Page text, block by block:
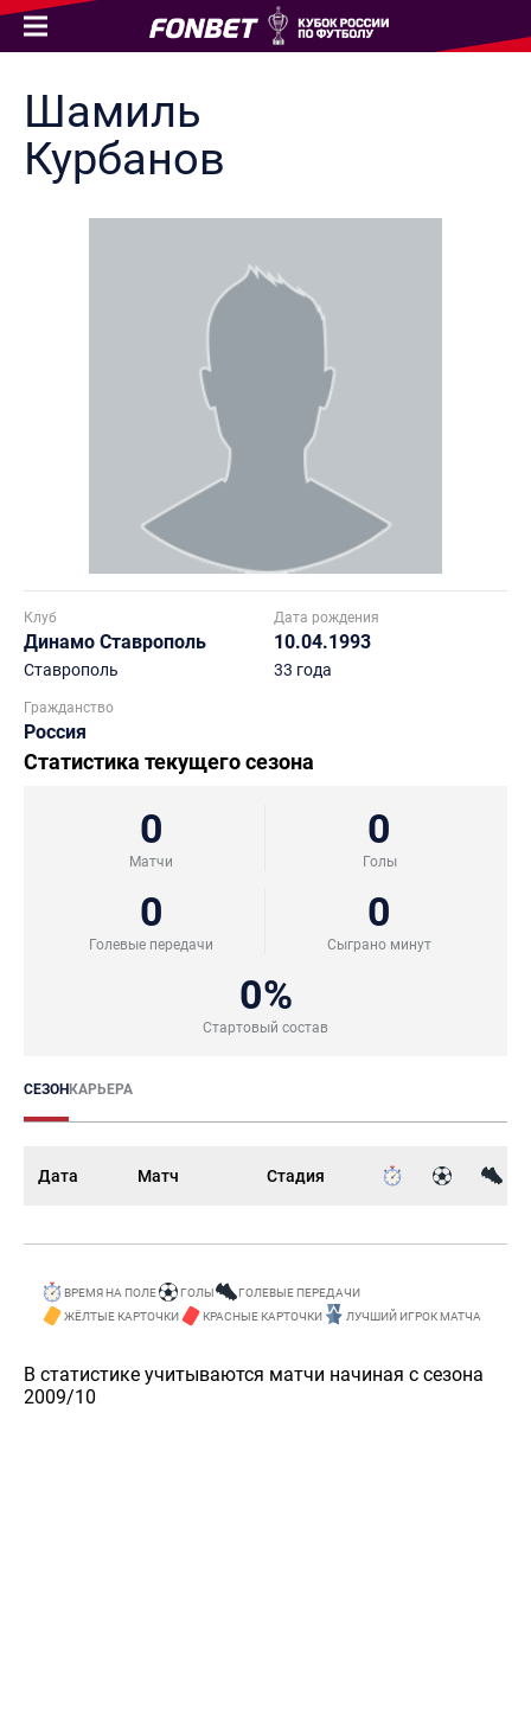
Шамиль
Курбанов
Клуб
Динамо Ставрополь
Ставрополь
Дата рождения
10.04.1993
33 года
Гражданство
Россия
Статистика текущего сезона
0
Матчи
0
Голы
0
Голевые передачи
0
Сыграно минут
0%
Стартовый состав
СЕЗОНКАРЬЕРА
Дата Матч Стадия
ВРЕМЯ НА ПОЛЕ ГОЛЫ
ГОЛЕВЫЕ ПЕРЕДАЧИ
ЖЁЛТЫЕ КАРТОЧКИ
КРАСНЫЕ КАРТОЧКИ ЛУЧШИЙ ИГРОК МАТЧА
В статистике учитываются матчи начиная с сезона
2009/10